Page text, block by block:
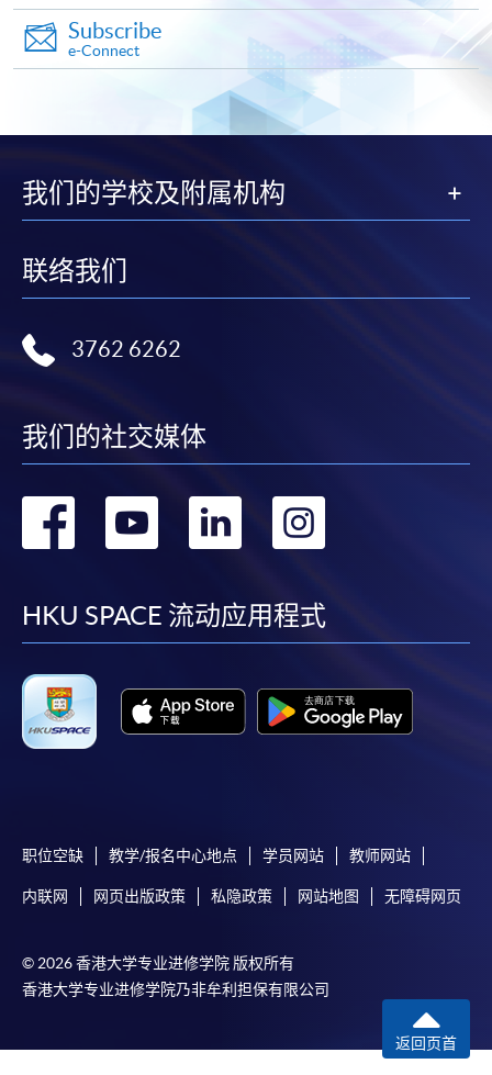
Subscribe
e-Connect
我们的学校及附属机构
联络我们
3762 6262
我们的社交媒体
转
facebook
转
youtube
转
linkedin
转
HKU SPACE 流动应用程式
职位空缺 教学/报名中心地点 学员网站 教师网站
内联网 网页出版政策 私隐政策 网站地图 无障碍网页
© 2026 香港大学专业进修学院 版权所有
香港大学专业进修学院乃非牟利担保有限公司
返回页首